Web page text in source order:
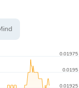
0.01925
0.0195
0.01975